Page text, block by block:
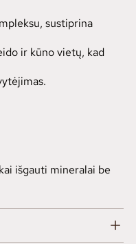
sustiprina
ir kūno vietų, kad
išgauti mineralai be